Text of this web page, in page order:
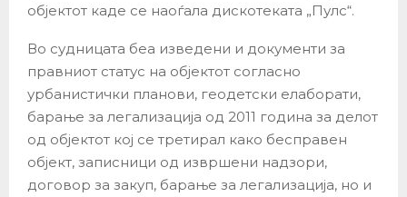
објектот каде се наоѓала дискотеката „Пулс“.
Во судницата беа изведени и документи за
правниот статус на објектот согласно
урбанистички планови, геодетски елаборати,
барање за легализација од 2011 година за делот
од објектот кој се третирал како бесправен
објект, записници од извршени надзори,
договор за закуп, барање за легализација, но и